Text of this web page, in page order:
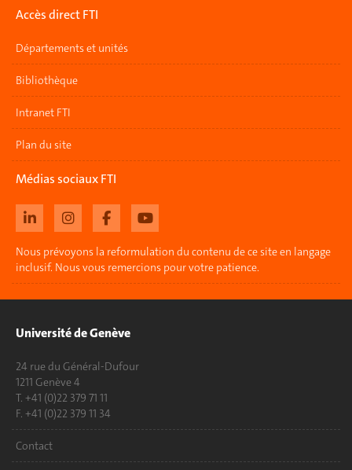
Accès direct FTI
Départements et unités
Bibliothèque
Intranet FTI
Plan du site
Médias sociaux FTI
Nous prévoyons la reformulation du contenu de ce site en langage
inclusif. Nous vous remercions pour votre patience.
Université de Genève
24 rue du Général-Dufour
1211 Genève 4
T. +41 (0)22 379 71 11
F. +41 (0)22 379 11 34
Contact